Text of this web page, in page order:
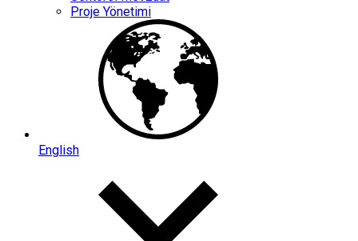
Proje Yönetimi
English